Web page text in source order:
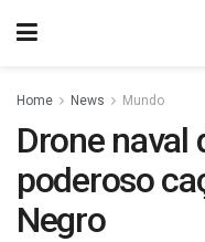
Home News Mundo
Drone naval
poderoso
Negro